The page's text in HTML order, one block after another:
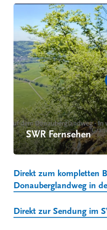
SWR Fernsehen
Direkt zum kompletten
Donauberglandweg in
Direkt zur Sendung im